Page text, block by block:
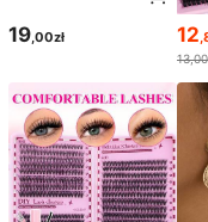
19 ,00zł 12